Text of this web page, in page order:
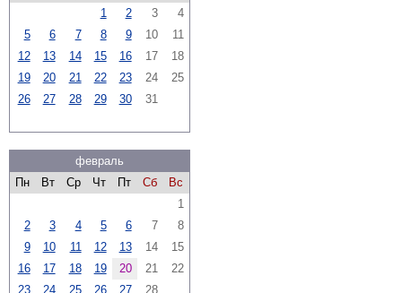
1
2 3
4
5
6 7 8 9 10
11
12
13 14 15 16 17
18
19
20 21 22 23 24
25
26
27 28 29 30 31
февраль
Пн
Вт Ср Чт Пт Сб
Вс
1
2
3 4 5 6 7
8
9
10 11 12 13 14
15
16
17 18 19 20 21
22
23
24 25 26 27 28